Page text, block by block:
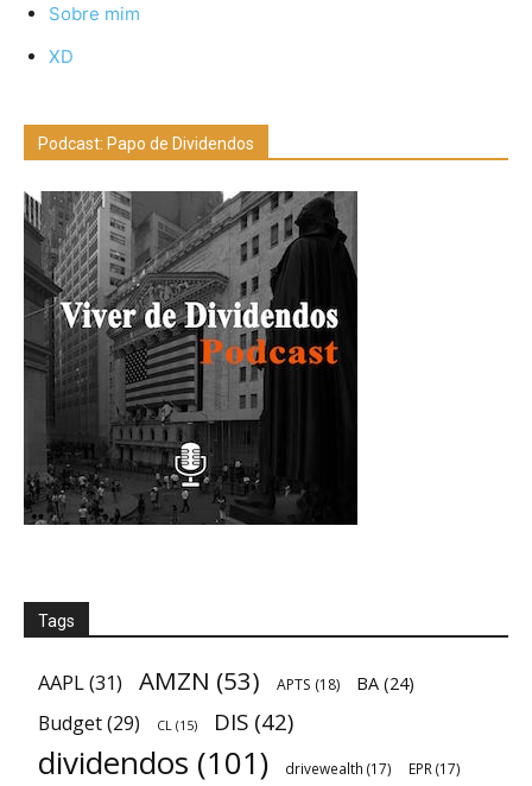
Sobre mim
XD
Podcast: Papo de Dividendos
Tags
AAPL(31) AMZN (53) APTS (18) BA (24)
Budget(29) CL (15) DIS (42)
dividendos (101) drivewealth (17) EPR(17)